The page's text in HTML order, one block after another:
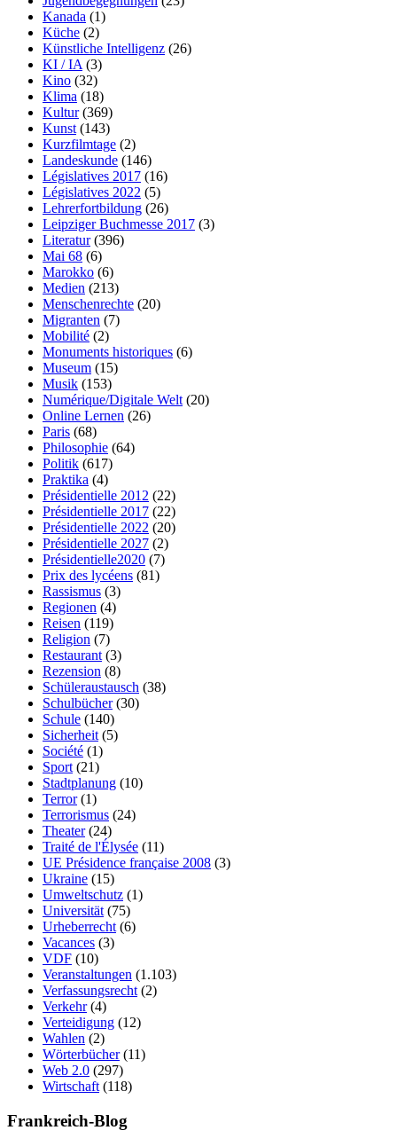
Kanada (1)
Küche (2)
Künstliche Intelligenz (26)
KI / IA(3)
Kino (32)
Klima (18)
Kultur(369)
Kunst(143)
Kurzfilmtage (2)
Landeskunde (146)
Législatives 2017 (16)
Législatives 2022 (5)
Lehrerfortbildung (26)
Leipziger Buchmesse 2017 (3)
Literatur(396)
Mai 68 (6)
Marokko (6)
Medien (213)
Menschenrechte (20)
Migranten (7)
Mobilité (2)
Monuments historiques (6)
Museum (15)
Musik (153)
Numérique/Digitale Welt(20)
Online Lernen (26)
Paris (68)
Philosophie (64)
Politik (617)
Praktika (4)
Présidentielle 2012 (22)
Présidentielle 2017 (22)
Présidentielle 2022 (20)
Présidentielle 2027 (2)
Présidentielle2020 (7)
Prix des lycéens (81)
Rassismus (3)
Regionen (4)
Reisen (119)
Religion (7)
Restaurant(3)
Rezension (8)
Schüleraustausch (38)
Schulbücher(30)
Schule (140)
Sicherheit(5)
Société (1)
Sport(21)
Stadtplanung (10)
Terror(1)
Terrorismus (24)
Theater(24)
Traité de l'Élysée (11)
UE Présidence française 2008 (3)
Ukraine (15)
Umweltschutz (1)
Universität(75)
Urheberrecht(6)
Vacances (3)
VDF (10)
Veranstaltungen (1.103)
Verfassungsrecht(2)
Verkehr(4)
Verteidigung (12)
Wahlen (2)
Wörterbücher(11)
Web 2.0 (297)
Wirtschaft(118)
Frankreich-Blog